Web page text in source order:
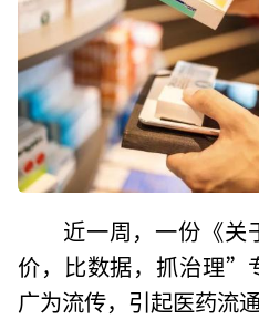
近一周，一份《
价，比数据，抓治理”
广为流传，引起医药流